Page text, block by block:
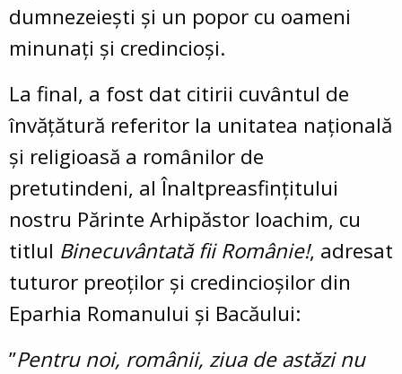
dumnezeiești și un popor cu oameni
minunați și credincioși.
La final, a fost dat citirii cuvântul de
învățătură referitor la unitatea națională
și religioasă a românilor de
pretutindeni, al Înaltpreasfințitului
nostru Părinte Arhipăstor Ioachim, cu
titlul Binecuvântată fii Românie!, adresat
tuturor preoților și credincioșilor din
Eparhia Romanului și Bacăului:
”Pentru noi, românii, ziua de astăzi nu